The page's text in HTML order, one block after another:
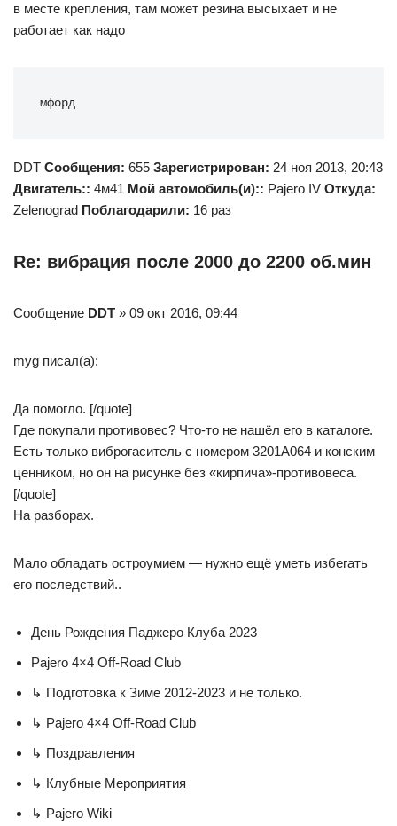
в месте крепления, там может резина высыхает и не
работает как надо
мфорд
DDT Сообщения: 655 Зарегистрирован: 24 ноя 2013, 20:43
Двигатель:: 4м41 Мой автомобиль(и):: Pajero IV Откуда:
Zelenograd Поблагодарили: 16 раз
Re: вибрация после 2000 до 2200 об.мин
Сообщение DDT » 09 окт 2016, 09:44
myg писал(а):
Да помогло. [/quote]
Где покупали противовес? Что-то не нашёл его в каталоге.
Есть только виброгаситель с номером 3201A064 и конским
ценником, но он на рисунке без «кирпича»-противовеса.
[/quote]
На разборах.
Мало обладать остроумием — нужно ещё уметь избегать
его последствий..
День Рождения Паджеро Клуба 2023
Pajero 4×4 Off-Road Club
↳ Подготовка к Зиме 2012-2023 и не только.
↳ Pajero 4×4 Off-Road Club
↳ Поздравления
↳ Клубные Мероприятия
↳ Pajero Wiki